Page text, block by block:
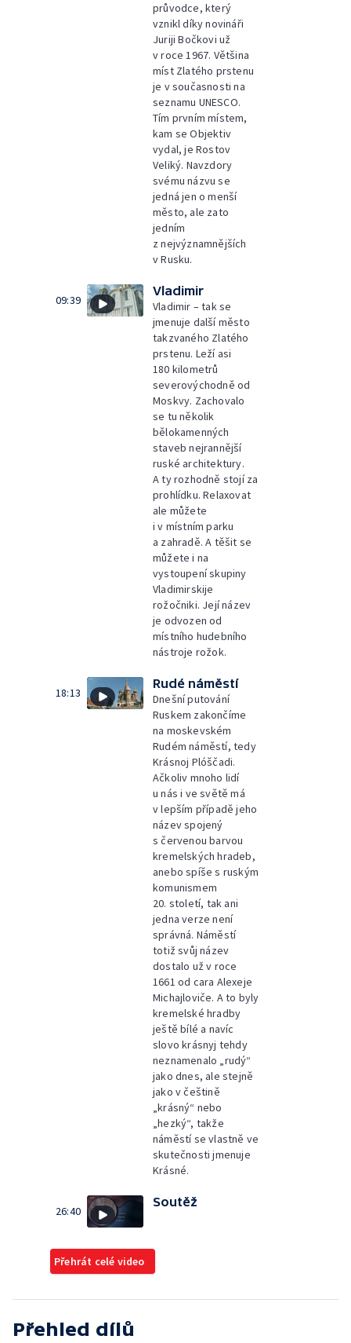
průvodce, který
vznikl díky novináři
Juriji Bočkovi už
v roce 1967. Většina
míst Zlatého prstenu
je v současnosti na
seznamu UNESCO.
Tím prvním místem,
kam se Objektiv
vydal, je Rostov
Veliký. Navzdory
svému názvu se
jedná jen o menší
město, ale zato
jedním
z nejvýznamnějších
v Rusku.
09:39
Vladimir
Vladimir – tak se
jmenuje další město
takzvaného Zlatého
prstenu. Leží asi
180 kilometrů
severovýchodně od
Moskvy. Zachovalo
se tu několik
bělokamenných
staveb nejrannější
ruské architektury.
A ty rozhodně stojí za
prohlídku. Relaxovat
ale můžete
i v místním parku
a zahradě. A těšit se
můžete i na
vystoupení skupiny
Vladimirskije
rožočniki. Její název
je odvozen od
místního hudebního
nástroje rožok.
18:13
Rudé náměstí
Dnešní putování
Ruskem zakončíme
na moskevském
Rudém náměstí, tedy
Krásnoj Plóščadi.
Ačkoliv mnoho lidí
u nás i ve světě má
v lepším případě jeho
název spojený
s červenou barvou
kremelských hradeb,
anebo spíše s ruským
komunismem
20. století, tak ani
jedna verze není
správná. Náměstí
totiž svůj název
dostalo už v roce
1661 od cara Alexeje
Michajloviče. A to byly
kremelské hradby
ještě bílé a navíc
slovo krásnyj tehdy
neznamenalo „rudý“
jako dnes, ale stejně
jako v češtině
„krásný“ nebo
„hezký“, takže
náměstí se vlastně ve
skutečnosti jmenuje
Krásné.
26:40
Soutěž
Přehrát celé video
Přehled dílů